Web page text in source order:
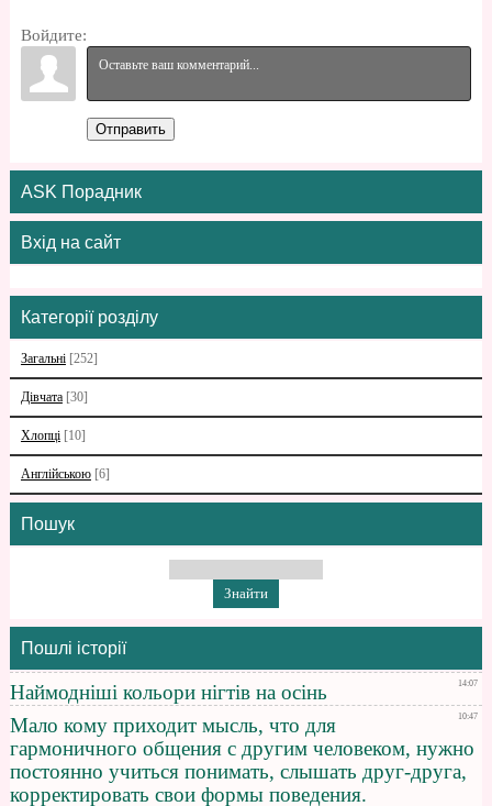
Войдите:
Отправить
ASK Порадник
Вхід на сайт
Категорії розділу
Загальні [252]
Дівчата [30]
Хлопці [10]
Англійською [6]
Пошук
Пошлі історії